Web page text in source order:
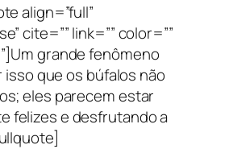
align=”full”
cite=”” link=”” color=””
grande fenômeno
isso que os búfalos não
eles parecem estar
felizes e desfrutando a